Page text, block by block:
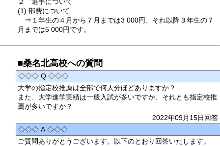
(1) 部費について
⇒１年生の４月から７月までは3 000円、それ以降３年生の７
月までは5 000円です。
■桑名北高校への質問
◇◇◇ Q ◇◇◇
大学の指定校推薦は全部で何人分ほどありますか？
また、大学進学実績は一般入試が多いですか、それとも指定校推
薦が多いですか？
2022年09月15日回答
◇◇◇ A ◇◇◇
ご質問ありがとうございます。以下のとおり回答いたします。